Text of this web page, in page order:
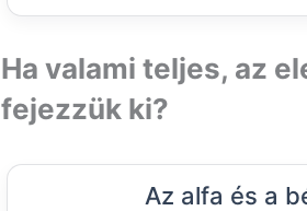
Ha valami teljes, az
fejezzük ki?
Az alfa és a